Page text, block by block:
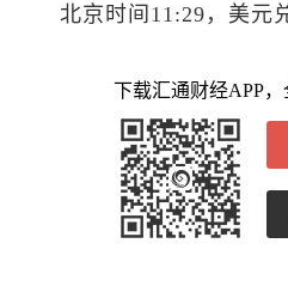
北京时间11:29， 美元
下载汇通财经APP